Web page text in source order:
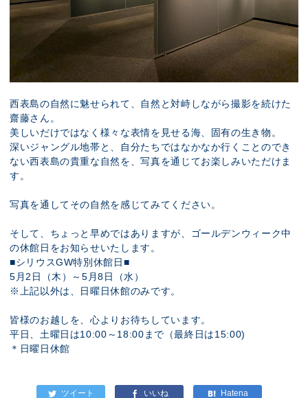
西表島の自然に魅せられて、自然と対峙しながら撮影を続けた
齋藤さん。
美しいだけではなく様々な表情を見せる海、固有の生き物。
深いジャングル地帯と、自分たちではなかなか行くことのでき
ない西表島の貴重な自然を、写真を通じてお楽しみいただけま
す。
写真を通してその自然を感じてみてください。
そして、ちょっと早めではありますが、ゴールデンウィーク中
の休館日をお知らせいたします。
■シリウスGW特別休館日■
5月2日（木）～5月8日（水）
※上記以外は、日曜日休館のみです。
皆様のお越しを、心よりお待ちしています。
平日、土曜日は10:00～18:00まで（最終日は15:00)
＊日曜日休館